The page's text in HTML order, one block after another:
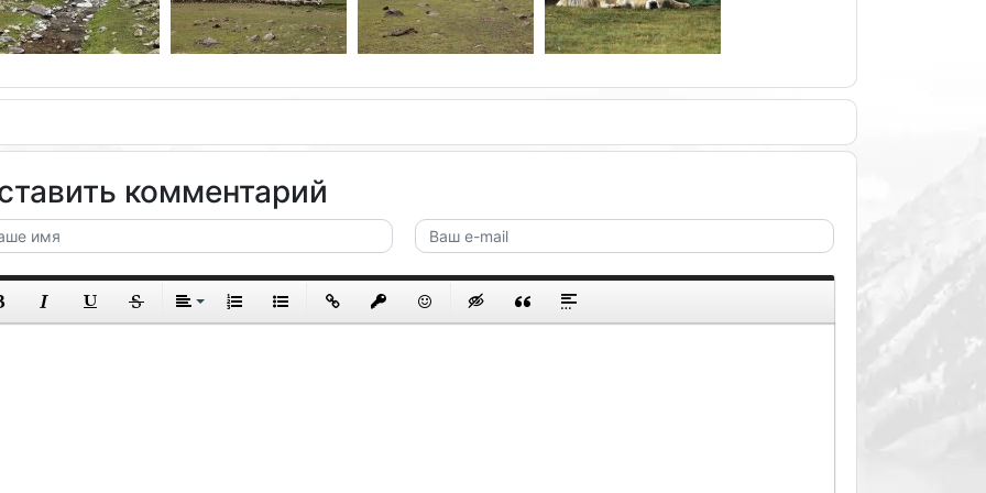
комментарий